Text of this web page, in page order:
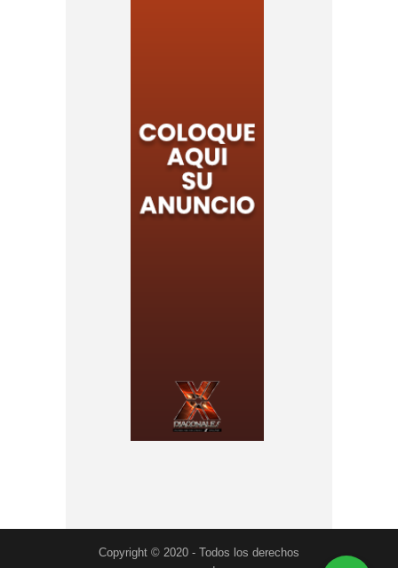
Copyright © 2020 - Todos los derechos